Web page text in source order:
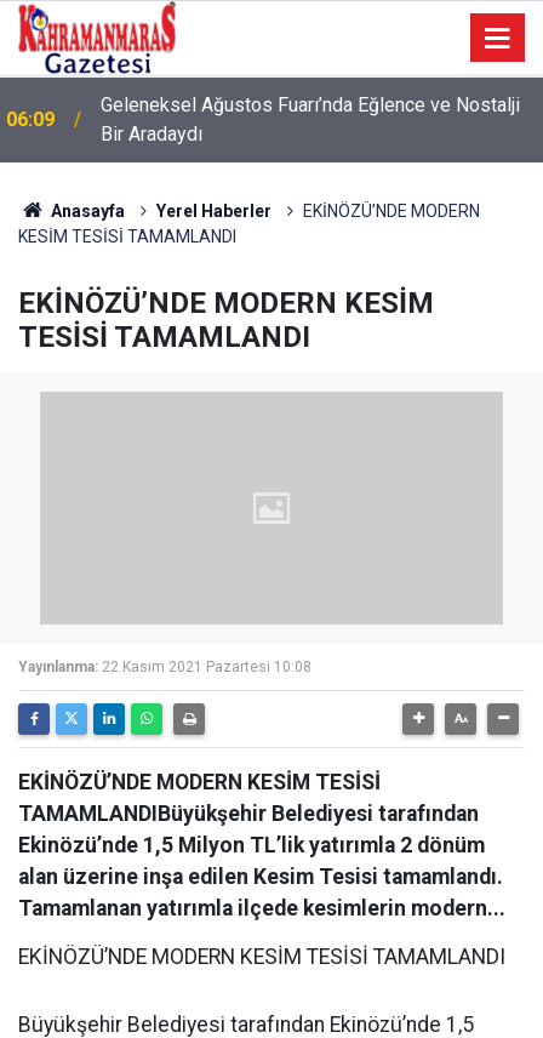
06:09
Geleneksel Ağustos Fuarı’nda Eğlence ve Nostalji
Bir Aradaydı
Anasayfa Yerel Haberler
EKİNÖZÜ’NDE MODERN
KESİM TESİSİ TAMAMLANDI
EKİNÖZÜ’NDE MODERN KESİM
TESİSİ TAMAMLANDI
Yayınlanma: 22 Kasım 2021 Pazartesi 10:08
EKİNÖZÜ’NDE MODERN KESİM TESİSİ
TAMAMLANDIBüyükşehir Belediyesi tarafından
Ekinözü’nde 1,5 Milyon TL’lik yatırımla 2 dönüm
alan üzerine inşa edilen Kesim Tesisi tamamlandı.
Tamamlanan yatırımla ilçede kesimlerin modern...
EKİNÖZÜ’NDE MODERN KESİM TESİSİ TAMAMLANDI
Büyükşehir Belediyesi tarafından Ekinözü’nde 1,5